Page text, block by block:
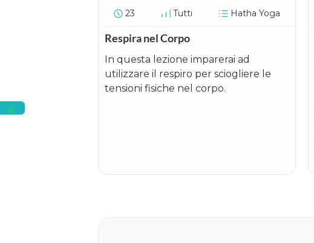
23 Tutti Hatha Yoga
Respira nel Corpo
In questa lezione imparerai ad
utilizzare il respiro per sciogliere le
tensioni fisiche nel corpo.